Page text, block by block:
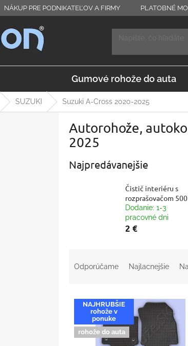
NÁKUP PRE PODNIKATEĽOV A FIRMY PLATOBNÉ
Gumové rohože do auta
SUZUKI Suzuki A-Cross 2020-2025
Autorohože,
2025
Najpredávanejšie
Čistič interiéru s
rozprašovačom
Dodanie: 1-3
pracovné dni
2 €
Odporúčame Najlacnejšie
V
p
NAJHRUBŠIE
rohože v
ponuke
rohože do auta